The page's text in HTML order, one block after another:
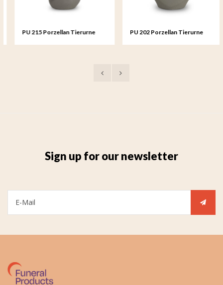
PU 215 Porzellan Tierurne PU 202 Porzellan Tierurne
Sign up for our newsletter